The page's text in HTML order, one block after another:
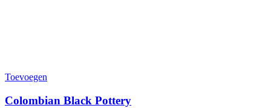
Toevoegen
Colombian Black Pottery